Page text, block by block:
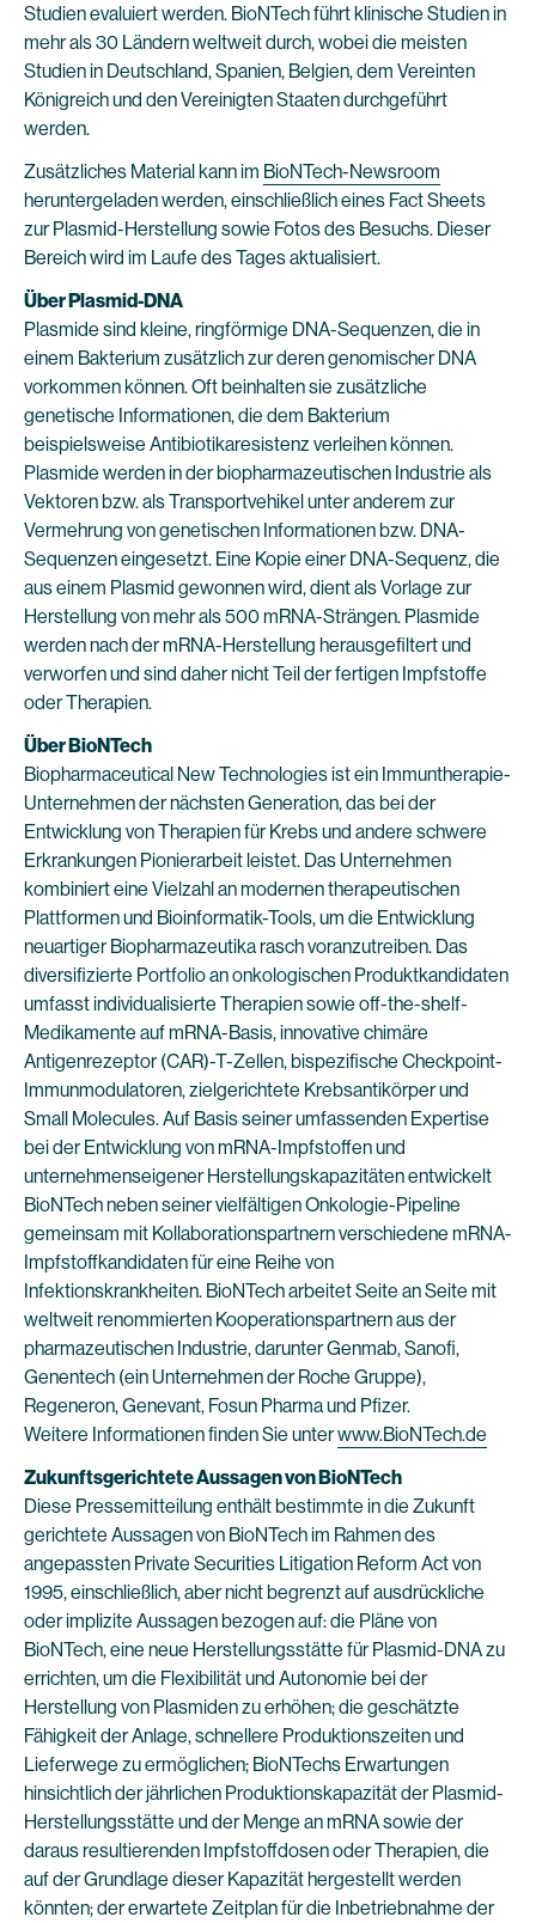
Studien evaluiert werden. BioNTech führt klinische Studien in
mehr als 30 Ländern weltweit durch, wobei die meisten
Studien in Deutschland, Spanien, Belgien, dem Vereinten
Königreich und den Vereinigten Staaten durchgeführt
werden.
Zusätzliches Material kann im BioNTech-Newsroom
heruntergeladen werden, einschließlich eines Fact Sheets
zur Plasmid-Herstellung sowie Fotos des Besuchs. Dieser
Bereich wird im Laufe des Tages aktualisiert.
Über Plasmid-DNA
Plasmide sind kleine, ringförmige DNA-Sequenzen, die in
einem Bakterium zusätzlich zur deren genomischer DNA
vorkommen können. Oft beinhalten sie zusätzliche
genetische Informationen, die dem Bakterium
beispielsweise Antibiotikaresistenz verleihen können.
Plasmide werden in der biopharmazeutischen Industrie als
Vektoren bzw. als Transportvehikel unter anderem zur
Vermehrung von genetischen Informationen bzw. DNA-
Sequenzen eingesetzt. Eine Kopie einer DNA-Sequenz, die
aus einem Plasmid gewonnen wird, dient als Vorlage zur
Herstellung von mehr als 500 mRNA-Strängen. Plasmide
werden nach der mRNA-Herstellung herausgefiltert und
verworfen und sind daher nicht Teil der fertigen Impfstoffe
oder Therapien.
Über BioNTech
Biopharmaceutical New Technologies ist ein Immuntherapie-
Unternehmen der nächsten Generation, das bei der
Entwicklung von Therapien für Krebs und andere schwere
Erkrankungen Pionierarbeit leistet. Das Unternehmen
kombiniert eine Vielzahl an modernen therapeutischen
Plattformen und Bioinformatik-Tools, um die Entwicklung
neuartiger Biopharmazeutika rasch voranzutreiben. Das
diversifizierte Portfolio an onkologischen Produktkandidaten
umfasst individualisierte Therapien sowie off-the-shelf-
Medikamente auf mRNA-Basis, innovative chimäre
Antigenrezeptor (CAR)-T-Zellen, bispezifische Checkpoint-
Immunmodulatoren, zielgerichtete Krebsantikörper und
Small Molecules. Auf Basis seiner umfassenden Expertise
bei der Entwicklung von mRNA-Impfstoffen und
unternehmenseigener Herstellungskapazitäten entwickelt
BioNTech neben seiner vielfältigen Onkologie-Pipeline
gemeinsam mit Kollaborationspartnern verschiedene mRNA-
Impfstoffkandidaten für eine Reihe von
Infektionskrankheiten. BioNTech arbeitet Seite an Seite mit
weltweit renommierten Kooperationspartnern aus der
pharmazeutischen Industrie, darunter Genmab, Sanofi,
Genentech (ein Unternehmen der Roche Gruppe),
Regeneron, Genevant, Fosun Pharma und Pfizer.
Weitere Informationen finden Sie unterwww.BioNTech.de
Zukunftsgerichtete Aussagen von BioNTech
Diese Pressemitteilung enthält bestimmte in die Zukunft
gerichtete Aussagen von BioNTech im Rahmen des
angepassten Private Securities Litigation Reform Act von
1995, einschließlich, aber nicht begrenzt auf ausdrückliche
oder implizite Aussagen bezogen auf: die Pläne von
BioNTech, eine neue Herstellungsstätte für Plasmid-DNA zu
errichten, um die Flexibilität und Autonomie bei der
Herstellung von Plasmiden zu erhöhen; die geschätzte
Fähigkeit der Anlage, schnellere Produktionszeiten und
Lieferwege zu ermöglichen; BioNTechs Erwartungen
hinsichtlich der jährlichen Produktionskapazität der Plasmid-
Herstellungsstätte und der Menge an mRNA sowie der
daraus resultierenden Impfstoffdosen oder Therapien, die
auf der Grundlage dieser Kapazität hergestellt werden
könnten; der erwartete Zeitplan für die Inbetriebnahme der